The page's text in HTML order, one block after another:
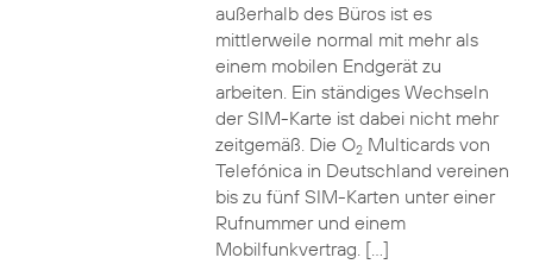
außerhalb des Büros ist es
mittlerweile normal mit mehr als
einem mobilen Endgerät zu
arbeiten. Ein ständiges Wechseln
der SIM-Karte ist dabei nicht mehr
zeitgemäß. Die O2Multicards von
Telefónica in Deutschland vereinen
bis zu fünf SIM-Karten unter einer
Rufnummer und einem
Mobilfunkvertrag. […]